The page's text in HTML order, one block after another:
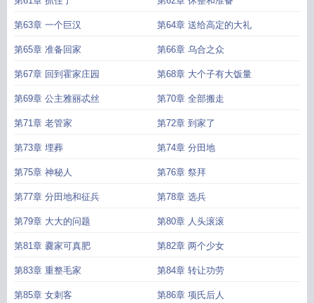
第63章 一个巨汉 第64章 送给高定的大礼
第65章 准备回家 第66章 乌合之众
第67章 回到霍家庄园 第68章 大个子有大饭量
第69章 公主雅丽忒丝 第70章 全部搬走
第71章 老管家 第72章 到家了
第73章 埋葬 第74章 分田地
第75章 神秘人 第76章 祭拜
第77章 分田地和征兵 第78章 选兵
第79章 大大的问题 第80章 人头滚滚
第81章 爨家可真肥 第82章 两个少女
第83章 重整毛家 第84章 转让功劳
第85章 女刺客 第86章 项氏后人